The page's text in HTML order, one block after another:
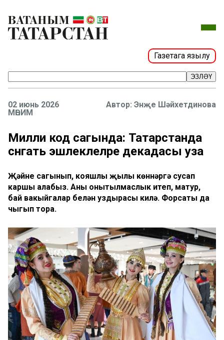
Газетага язылу
ЭЗЛӘҮ
02 июнь 2026
МӨҺИМ
Энҗе Шәйхетдинова
Милли код сагында: Татарстанда
сәнгать эшлеклеләре декадасы уза
Җәйне сагынып, кояшлы җылы көннәргә сусап
каршы алабыз. Аны онытылмаслык итеп, матур,
бай вакыйгалар белән уздырасы килә. Форсаты да
чыгып тора.